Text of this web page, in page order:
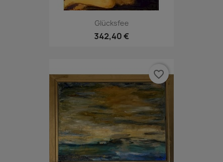
Glücksfee
342,40 €
favorite_border